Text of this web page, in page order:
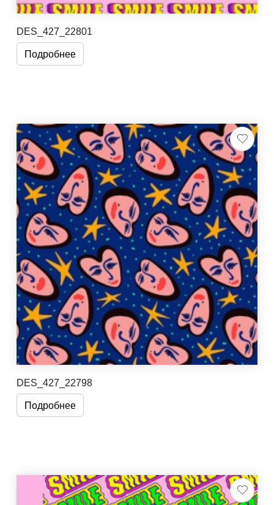
DES_427_22801
Подробнее
DES_427_22798
Подробнее